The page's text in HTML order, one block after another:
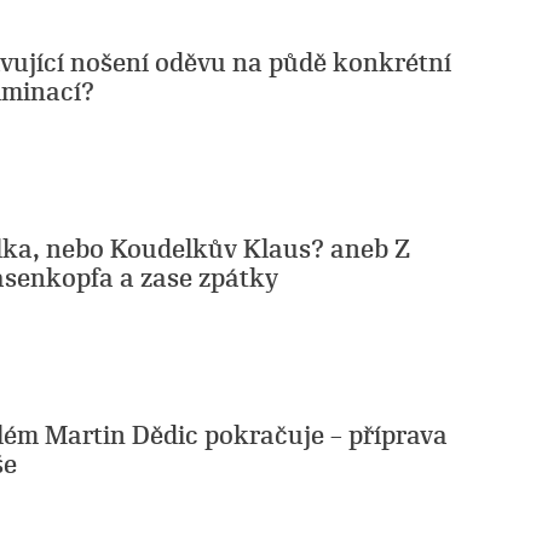
nošení oděvu na půdě konkrétní
nebo Koudelkův Klaus? aneb Z
a zase zpátky
Martin Dědic pokračuje – příprava